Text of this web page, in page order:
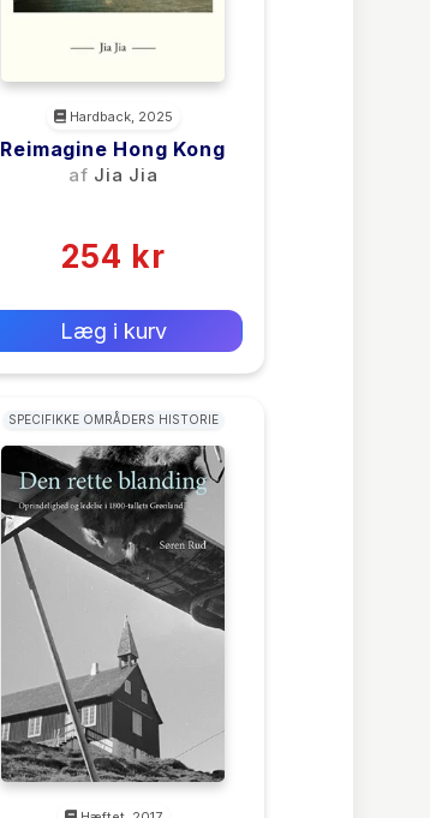
Hardback, 2025
Reimagine Hong Kong
af Jia Jia
254 kr
Læg i kurv
SPECIFIKKE OMRÅDERS HISTORIE